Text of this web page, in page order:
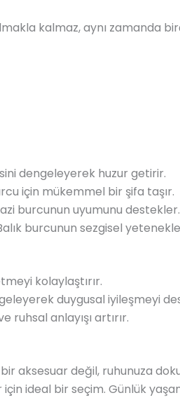
kalmaz, aynı zamanda
dengeleyerek huzur getirir.
için mükemmel bir şifa taşır.
burcunun uyumunu destekler.
burcunun sezgisel
kolaylaştırır.
duygusal iyileşmeyi
ruhsal anlayışı artırır.
aksesuar değil, ruhunuza
ideal bir seçim. Günlük